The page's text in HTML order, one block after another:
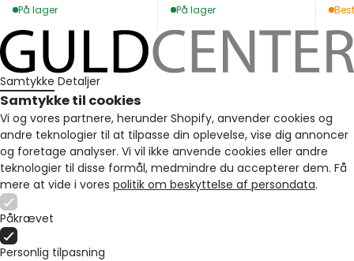
På lager På lager
Samtykke Detaljer
Samtykke til cookies
Vi og vores partnere, herunder Shopify, anvender cookies og
andre teknologier til at tilpasse din oplevelse, vise dig annoncer
og foretage analyser. Vi vil ikke anvende cookies eller andre
teknologier til disse formål, medmindre du accepterer dem. Få
mere at vide i vores politik om beskyttelse af persondata.
Påkrævet
Personlig tilpasning